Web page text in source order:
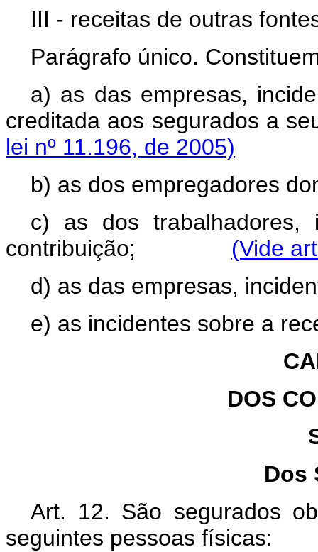
III - receitas de outras
Parágrafo único.
a) as das empresas,
creditada aos
lei nº 11.196, de 2005)
b) as dos empregadores
c) as dos trabalhadores,
contribuição; (Vide
d) as das empresas,
e) as incidentes sobre a
DOS
Dos
Art. 12. São segurados
seguintes pessoas físicas: